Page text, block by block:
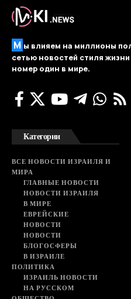
М ы влияем на миллионы
сетью новостей стиля
номер один в мире.
Категории
ВСЕ НОВОСТИ ИЗРАИЛЯ И
МИРА
ГЛАВНЫЕ НОВОСТИ
НОВОСТИ ИЗРАИЛЯ
В МИРЕ
ЕВРЕЙСКИЕ
НОВОСТИ
НОВОСТИ
БЛОГОСФЕРЫ
В ИЗРАИЛЕ
ПОЛИТИКА
ИЗРАИЛЬ НОВОСТИ
НА РУССКОМ